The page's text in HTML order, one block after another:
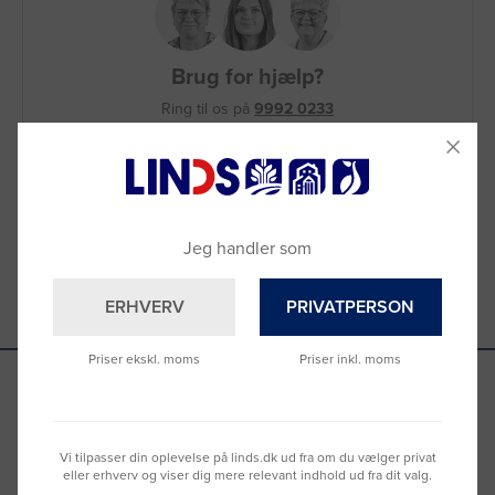
Brug for hjælp?
Ring til os på 9992 0233
Du kan også kontakte din lokale sælger
–se oversigten her
Jeg handler som
ERHVERV
Priser ekskl. moms
PRIVATPERSON
Priser inkl. moms
Vi tilpasser din oplevelse på linds.dk ud fra om du vælger privat
eller erhverv og viser dig mere relevant indhold ud fra dit valg.